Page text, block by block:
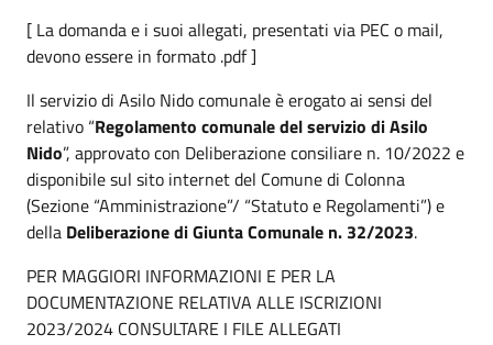
[ La domanda e i suoi allegati, presentati via PEC o mail,
devono essere in formato .pdf ]
Il servizio di Asilo Nido comunale è erogato ai sensi del
relativo “Regolamento comunale del servizio di Asilo
Nido”, approvato con Deliberazione consiliare n. 10/2022 e
disponibile sul sito internet del Comune di Colonna
(Sezione “Amministrazione”/ “Statuto e Regolamenti”) e
della Deliberazione di Giunta Comunale n. 32/2023.
PER MAGGIORI INFORMAZIONI E PER LA
DOCUMENTAZIONE RELATIVA ALLE ISCRIZIONI
2023/2024 CONSULTARE I FILE ALLEGATI